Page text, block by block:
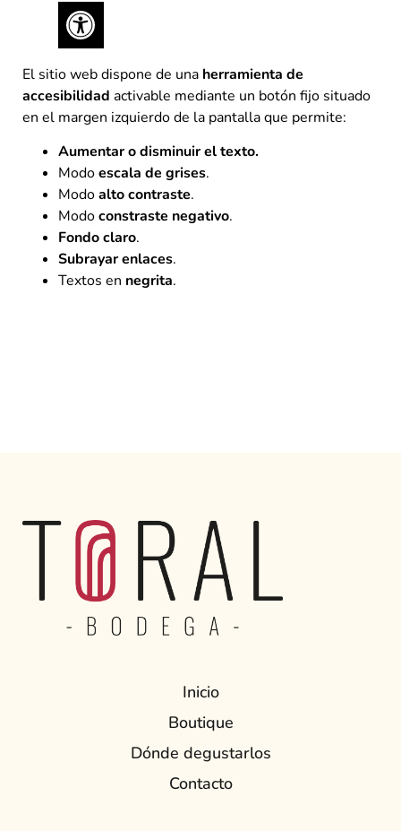
El sitio web dispone de una herramienta de
accesibilidad activable mediante un botón fijo situado
en el margen izquierdo de la pantalla que permite:
Aumentar o disminuir el texto.
Modoescala de grises.
Modoalto contraste.
Modoconstraste negativo.
Fondo claro.
Subrayar enlaces.
Textos en negrita.
Inicio
Boutique
Dónde degustarlos
Contacto